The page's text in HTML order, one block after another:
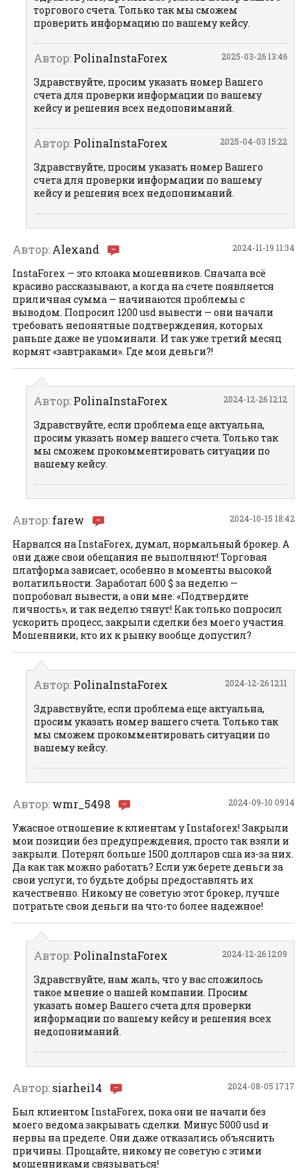
торгового счета. Только так мы сможем
проверить информацию по вашему кейсу.
2025-03-26 13:46
Автор:PolinaInstaForex
Здравствуйте, просим указать номер Вашего
счета для проверки информации по вашему
кейсу и решения всех недопониманий.
2025-04-03 15:22
Автор:PolinaInstaForex
Здравствуйте, просим указать номер Вашего
счета для проверки информации по вашему
кейсу и решения всех недопониманий.
2024-11-19 11:34
Автор:Alexand
InstaForex — это клоака мошенников. Сначала всё
красиво рассказывают, а когда на счете появляется
приличная сумма — начинаются проблемы с
выводом. Попросил 1200 usd вывести — они начали
требовать непонятные подтверждения, которых
раньше даже не упоминали. И так уже третий месяц
кормят «завтраками». Где мои деньги?!
2024-12-26 12:12
Автор:PolinaInstaForex
Здравствуйте, если проблема еще актуальна,
просим указать номер вашего счета. Только так
мы сможем прокомментировать ситуации по
вашему кейсу.
2024-10-15 18:42
Автор:farew
Нарвался на InstaForex, думал, нормальный брокер. А
они даже свои обещания не выполняют! Торговая
платформа зависает, особенно в моменты высокой
волатильности. Заработал 600 $ за неделю —
попробовал вывести, а они мне: «Подтвердите
личность», и так неделю тянут! Как только попросил
ускорить процесс, закрыли сделки без моего участия.
Мошенники, кто их к рынку вообще допустил?
2024-12-26 12:11
Автор:PolinaInstaForex
Здравствуйте, если проблема еще актуальна,
просим указать номер вашего счета. Только так
мы сможем прокомментировать ситуации по
вашему кейсу.
2024-09-10 09:14
Автор:wmr_5498
Ужасное отношение к клиентам у Instaforex! Закрыли
мои позиции без предупреждения, просто так взяли и
закрыли. Потерял больше 1500 долларов сша из-за них.
Да как так можно работать? Если уж берете деньги за
свои услуги, то будьте добры предоставлять их
качественно. Никому не советую этот брокер, лучше
потратьте свои деньги на что-то более надежное!
2024-12-26 12:09
Автор:PolinaInstaForex
Здравствуйте, нам жаль, что у вас сложилось
такое мнение о нашей компании. Просим
указать номер Вашего счета для проверки
информации по вашему кейсу и решения всех
недопониманий.
2024-08-05 17:17
Автор:siarhei14
Был клиентом InstaForex, пока они не начали без
моего ведома закрывать сделки. Минус 5000 usd и
нервы на пределе. Они даже отказались объяснить
причины. Прощайте, никому не советую с этими
мошенниками связываться!